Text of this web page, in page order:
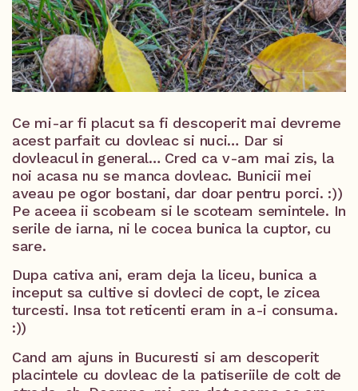
Ce mi-ar fi placut sa fi descoperit mai devreme
acest parfait cu dovleac si nuci… Dar si
dovleacul in general… Cred ca v-am mai zis, la
noi acasa nu se manca dovleac. Bunicii mei
aveau pe ogor bostani, dar doar pentru porci. :))
Pe aceea ii scobeam si le scoteam semintele. In
serile de iarna, ni le cocea bunica la cuptor, cu
sare.
Dupa cativa ani, eram deja la liceu, bunica a
inceput sa cultive si dovleci de copt, le zicea
turcesti. Insa tot reticenti eram in a-i consuma.
:))
Cand am ajuns in Bucuresti si am descoperit
placintele cu dovleac de la patiseriile de colt de